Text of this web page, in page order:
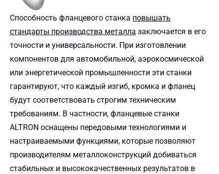
Способность фланцевого станка повышать
стандарты производства металла заключается в его
точности и универсальности. При изготовлении
компонентов для автомобильной, аэрокосмической
или энергетической промышленности эти станки
гарантируют, что каждый изгиб, кромка и фланец
будут соответствовать строгим техническим
требованиям. В частности, фланцевые станки
ALTRON оснащены передовыми технологиями и
настраиваемыми функциями, которые позволяют
производителям металлоконструкций добиваться
стабильных и высококачественных результатов в